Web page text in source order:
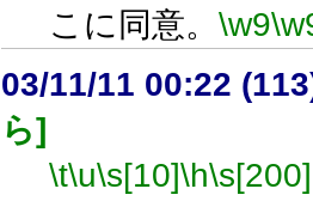
こに同意。 \w9
03/11/11 00:22
ら]
\t\u\s[10]\h\s[200]